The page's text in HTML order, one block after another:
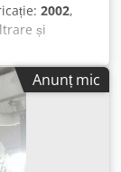
2002,
și
de
X/Y:
Y:
60m²,
0,55kW.
Aofx
Anunț mic